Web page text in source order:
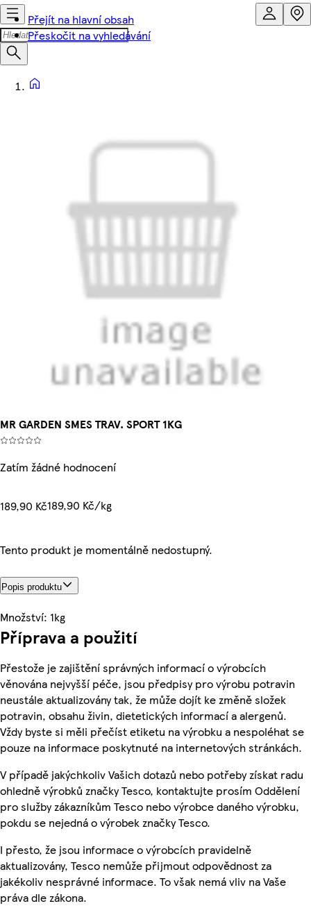
Přejít na hlavní obsah
Přeskočit na vyhledávání
MR GARDEN SMES TRAV. SPORT 1KG
Zatím žádné hodnocení
189,90 Kč189,90 Kč/kg
Tento produkt je momentálně nedostupný.
Popis produktu
Množství: 1kg
Příprava a použití
Přestože je zajištění správných informací o výrobcích
věnována nejvyšší péče, jsou předpisy pro výrobu potravin
neustále aktualizovány tak, že může dojít ke změně složek
potravin, obsahu živin, dietetických informací a alergenů.
Vždy byste si měli přečíst etiketu na výrobku a nespoléhat se
pouze na informace poskytnuté na internetových stránkách.
V případě jakýchkoliv Vašich dotazů nebo potřeby získat radu
ohledně výrobků značky Tesco, kontaktujte prosím Oddělení
pro služby zákazníkům Tesco nebo výrobce daného výrobku,
pokdu se nejedná o výrobek značky Tesco.
I přesto, že jsou informace o výrobcích pravidelně
aktualizovány, Tesco nemůže přijmout odpovědnost za
jakékoliv nesprávné informace. To však nemá vliv na Vaše
práva dle zákona.